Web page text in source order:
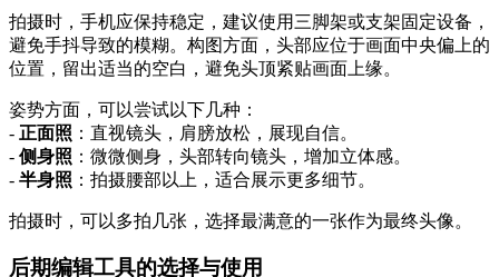
拍摄时，手机应保持稳定，建议使用三脚架或支架固定设备，
避免手抖导致的模糊。构图方面，头部应位于画面中央偏上的
位置，留出适当的空白，避免头顶紧贴画面上缘。
姿势方面，可以尝试以下几种：
- 正面照 ：直视镜头，肩膀放松，展现自信。
- 侧身照 ：微微侧身，头部转向镜头，增加立体感。
- 半身照 ：拍摄腰部以上，适合展示更多细节。
拍摄时，可以多拍几张，选择最满意的一张作为最终头像。
后期编辑工具的选择与使用